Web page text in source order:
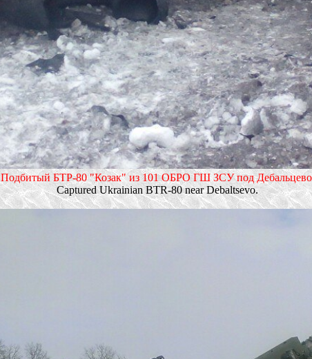
Подбитый БТР-80 "Козак" из 101 ОБРО ГШ ЗСУ под
Captured Ukrainian BTR-80 near Debaltsevo.